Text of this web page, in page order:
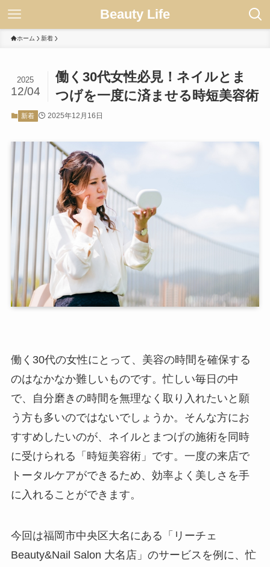
Beauty Life
ホーム 新着
働く30代女性必見！ネイルとま
つげを一度に済ませる時短美容術
2025
12/04
新着 2025年12月16日
働く30代の女性にとって、美容の時間を確保する
のはなかなか難しいものです。忙しい毎日の中
で、自分磨きの時間を無理なく取り入れたいと願
う方も多いのではないでしょうか。そんな方にお
すすめしたいのが、ネイルとまつげの施術を同時
に受けられる「時短美容術」です。一度の来店で
トータルケアができるため、効率よく美しさを手
に入れることができます。
今回は福岡市中央区大名にある「リーチェ
Beauty&Nail Salon 大名店」のサービスを例に、忙